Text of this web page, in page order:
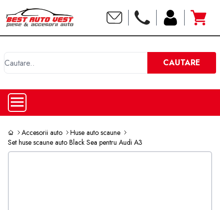
CAUTARE
Accesorii auto
Huse auto scaune
Set huse scaune auto Black Sea pentru Audi A3